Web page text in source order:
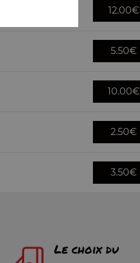
12.00€
5.50€
10.00€
2.50€
3.50€
Le choix du